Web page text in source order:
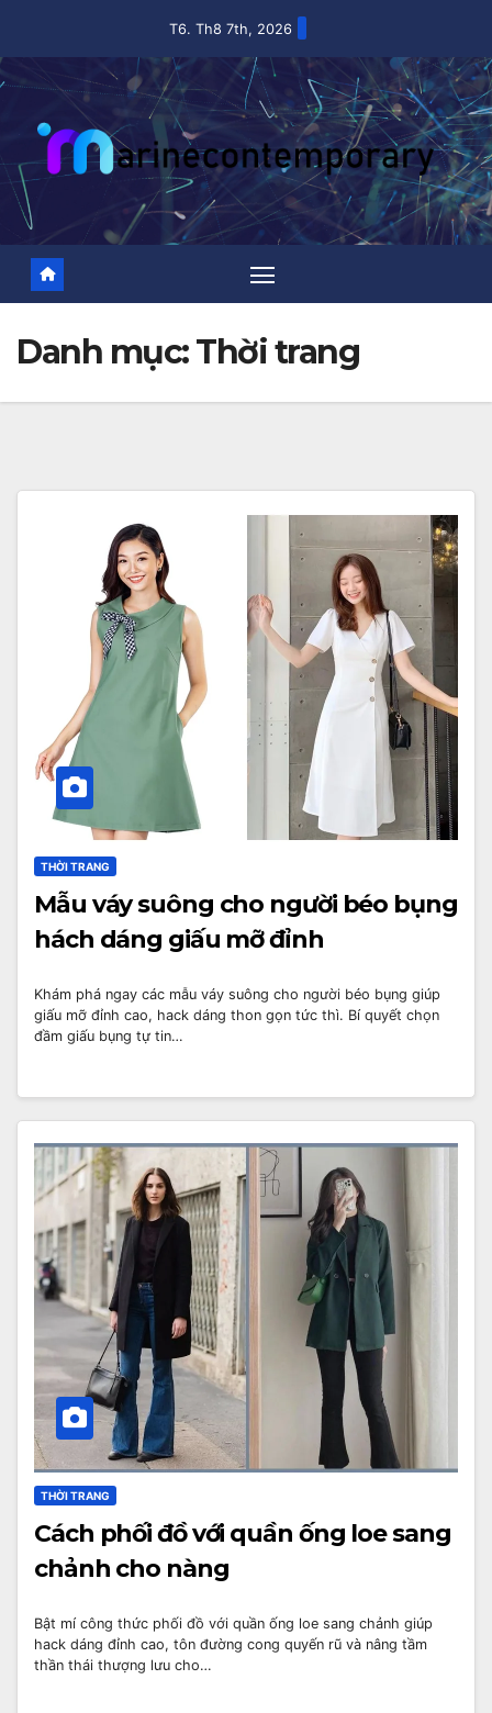
T6. Th8 7th, 2026
Danh mục:Thời trang
THỜI TRANG
Mẫu váy suông cho người béo bụng
hách dáng giấu mỡ đỉnh
Khám phá ngay các mẫu váy suông cho người béo bụng giúp
giấu mỡ đỉnh cao, hack dáng thon gọn tức thì. Bí quyết chọn
đầm giấu bụng tự tin…
THỜI TRANG
Cách phối đồ với quần ống loe sang
chảnh cho nàng
Bật mí công thức phối đồ với quần ống loe sang chảnh giúp
hack dáng đỉnh cao, tôn đường cong quyến rũ và nâng tầm
thần thái thượng lưu cho…